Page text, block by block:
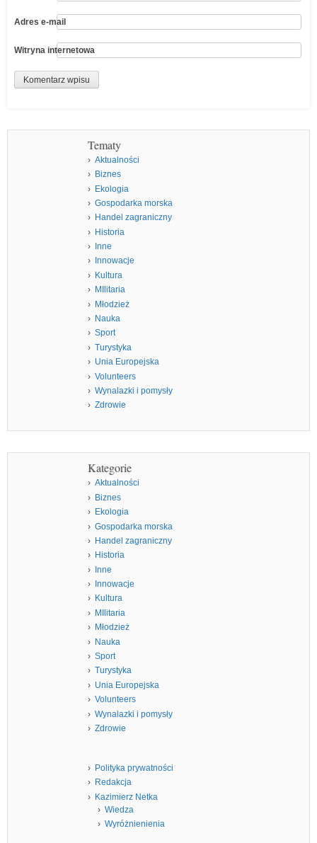
Adres e-mail
Witryna internetowa
Tematy
Aktualności
Biznes
Ekologia
Gospodarka morska
Handel zagraniczny
Historia
Inne
Innowacje
Kultura
MIlitaria
Młodzież
Nauka
Sport
Turystyka
Unia Europejska
Volunteers
Wynalazki i pomysły
Zdrowie
Kategorie
Aktualności
Biznes
Ekologia
Gospodarka morska
Handel zagraniczny
Historia
Inne
Innowacje
Kultura
MIlitaria
Młodzież
Nauka
Sport
Turystyka
Unia Europejska
Volunteers
Wynalazki i pomysły
Zdrowie
Polityka prywatności
Redakcja
Kazimierz Netka
Wiedza
Wyróżnienienia